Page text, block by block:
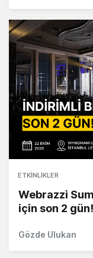
ETKINLIKLER
Webrazzi
için son 2 gün!
Gözde Ulukan